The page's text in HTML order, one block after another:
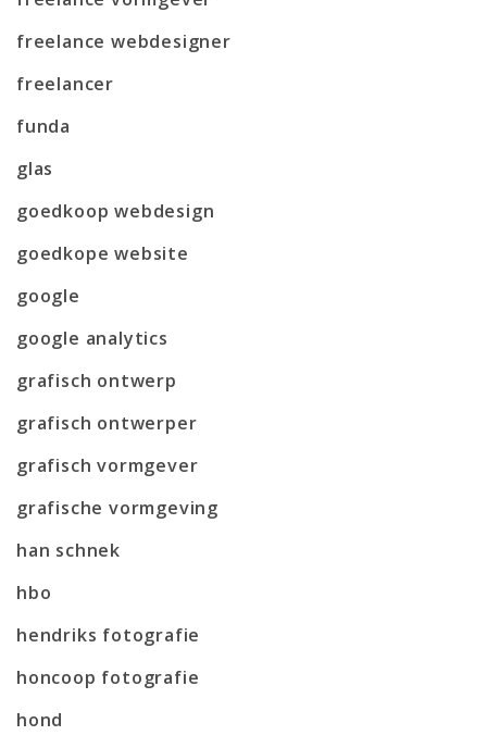
freelance webdesigner
freelancer
funda
glas
goedkoop webdesign
goedkope website
google
google analytics
grafisch ontwerp
grafisch ontwerper
grafisch vormgever
grafische vormgeving
han schnek
hbo
hendriks fotografie
honcoop fotografie
hond